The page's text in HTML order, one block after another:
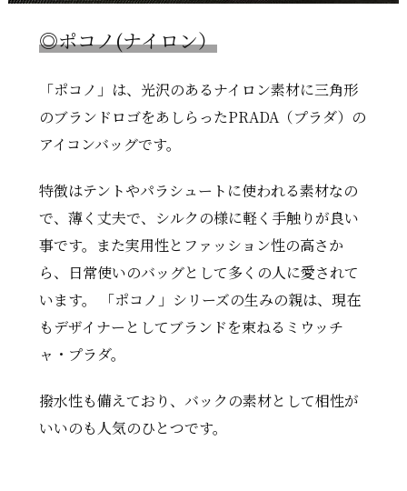
◎ポコノ(ナイロン）
「ポコノ」は、光沢のあるナイロン素材に三角形
のブランドロゴをあしらったPRADA（プラダ）の
アイコンバッグです。
特徴はテントやパラシュートに使われる素材なの
で、薄く丈夫で、シルクの様に軽く手触りが良い
事です。また実用性とファッション性の高さか
ら、日常使いのバッグとして多くの人に愛されて
います。 「ポコノ」シリーズの生みの親は、現在
もデザイナーとしてブランドを束ねるミウッチ
ャ・プラダ。
撥水性も備えており、バックの素材として相性が
いいのも人気のひとつです。